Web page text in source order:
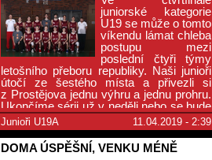
juniorské kategorie
U19 se může o tomto
víkendu lámat chleba
postupu mezi
poslední čtyři týmy
letošního přeboru republiky. Naši junioři
útočí ze šestého místa a přivezli si
z Prostějova jednu výhru a jednu prohru.
Ukončíme sérii už v neděli nebo se bude
hrát ještě jednou?
Junioři U19A 11.04.2019 - 2:39
DOMA ÚSPĚŠNÍ, VENKU MÉNĚ